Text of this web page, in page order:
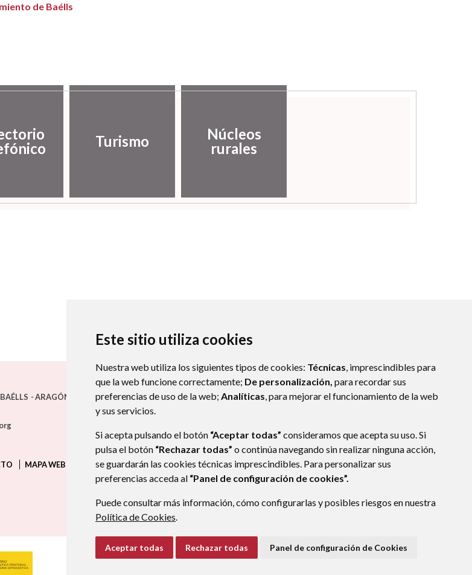
Este sitio utiliza cookies
Nuestra web utiliza los siguientes tipos de cookies: Técnicas, imprescindibles para
que la web funcione correctamente; De personalización, para recordar sus
preferencias de uso de la web; Analíticas, para mejorar el funcionamiento de la web
y sus servicios.
Si acepta pulsando el botón “Aceptar todas” consideramos que acepta su uso. Si
pulsa el botón “Rechazar todas” o continúa navegando sin realizar ninguna acción,
se guardarán las cookies técnicas imprescindibles. Para personalizar sus
preferencias acceda al “Panel de configuración de cookies”.
Puede consultar más información, cómo configurarlas y posibles riesgos en nuestra
Política de Cookies.
Aceptar todas Rechazar todas Panel de configuración de Cookies
de Baélls
Turismo
Núcleos
rurales
BAÉLLS - ARAGÓN
(ESPAÑA)
MAPA WEB AVISO LEGAL PROTECCIÓN DE DATOS ACCESIBILIDAD POLÍTICA DE COOKIES